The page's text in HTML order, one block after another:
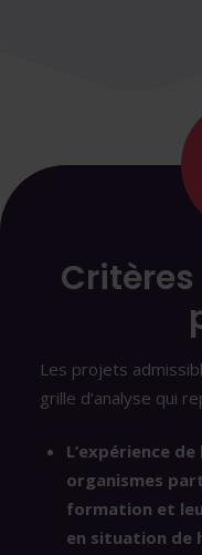
Critères
Les projets
grille d’analyse qui
L’expérience
organismes
formation et
en situation de